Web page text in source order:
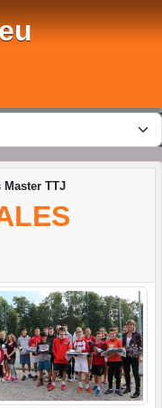
Master TTJ